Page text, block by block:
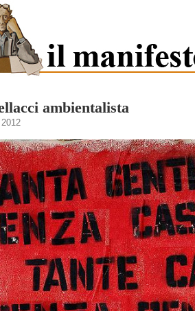
ambientalista